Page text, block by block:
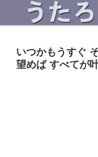
浜田省吾さんの「う
いつかもうすぐ
望めば すべてが